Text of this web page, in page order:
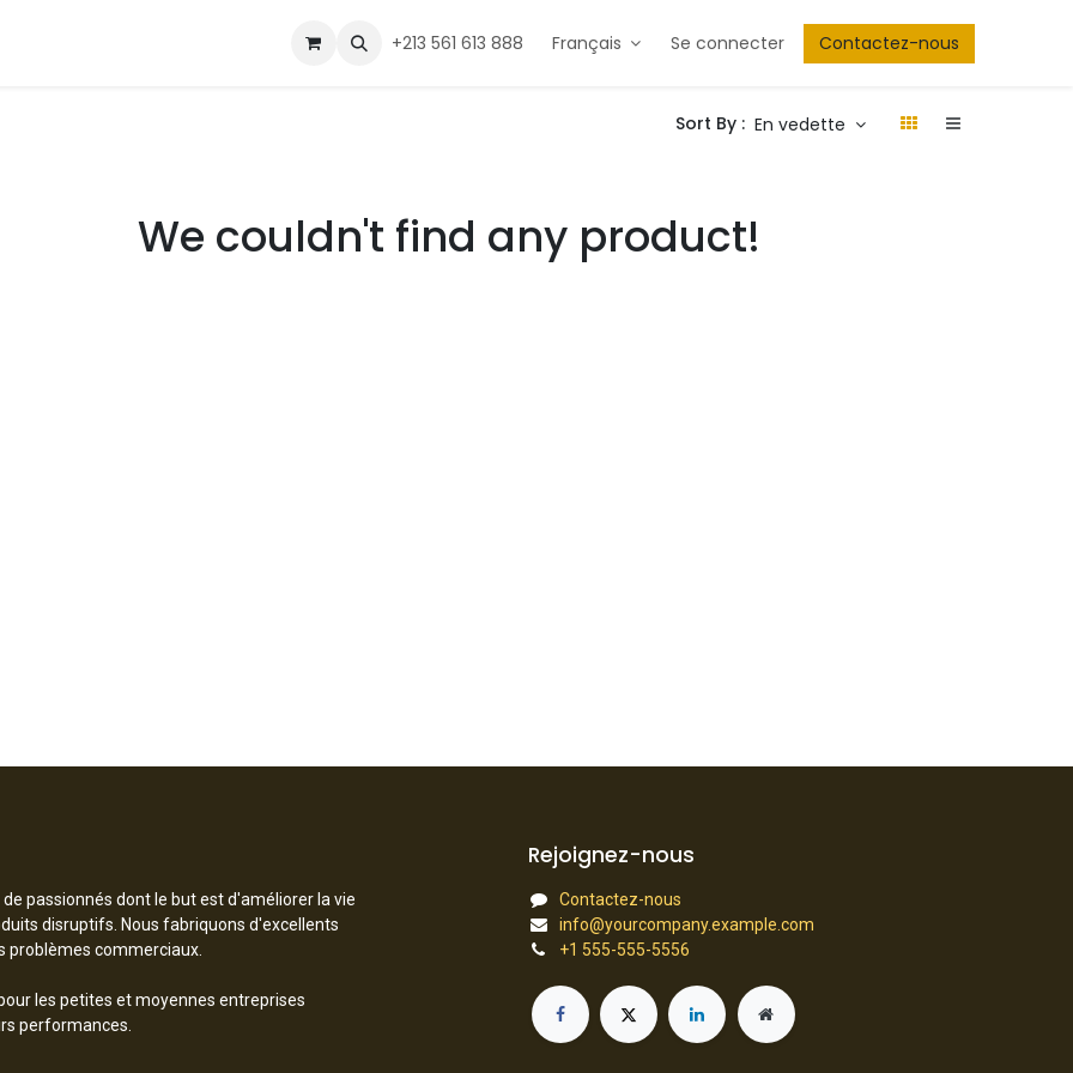
Ressources À propos
+213 561 613 888 Français Se connecter Contactez-nous
Sort By : En vedette
We couldn't find any product!
passionnés dont le but est d'améliorer la vie
disruptifs. Nous fabriquons d'excellents
problèmes commerciaux.
les petites et moyennes entreprises
performances.
Rejoignez-nous
Contactez-nous
info@yourcompany.example.com
+1 555-555-5556